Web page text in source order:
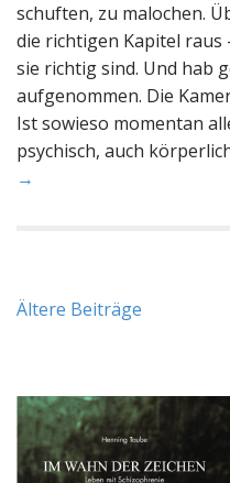
schuften, zu malochen.
die richtigen Kapitel raus
sie richtig sind. Und hab
aufgenommen. Die
Ist sowieso momentan
psychisch, auch
→
Ältere Beiträge